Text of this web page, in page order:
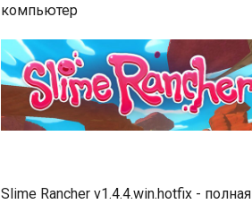
компьютер
Slime Rancher v1.4.4.win.hotfix - полная